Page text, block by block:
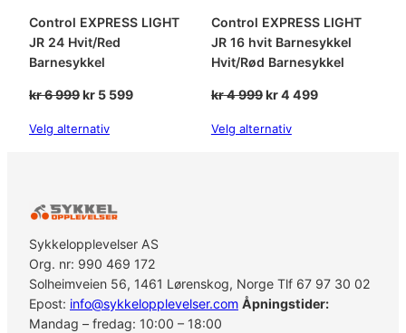
e
l
a
a
Control EXPRESS LIGHT
JR 24 Hvit/Red
Barnesykkel
kr6 999Opprinnelig
var:
kr 5 599Nåværende
Velg alternativ
Control EXPRESS LIGHT
JR 16 hvit Barnesykkel
Hvit/Rød Barnesykkel
kr4 999Opprinnelig
var:
kr4 499Nåværende
Velg alternativ
Sykkelopplevelser AS
Org. nr: 990 469 172
Solheimveien 56, 1461 Lørenskog, Norge Tlf 67 97 30 02
Epost: info@sykkelopplevelser.com Åpningstider:
Mandag – fredag: 10:00 – 18:00